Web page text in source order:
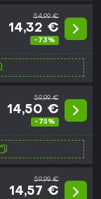
54,99 €
14,32 €
-73%
59,99 €
14,50 €
-75%
59,99 €
14,57 €